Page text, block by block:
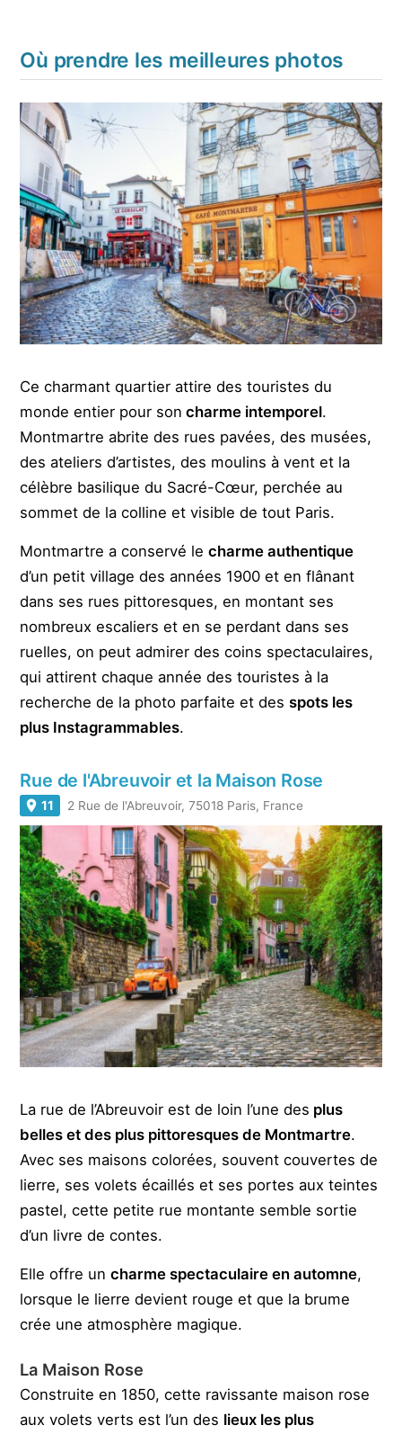
Où prendre les meilleures photos
Ce charmant quartier attire des touristes du
monde entier pour son charme intemporel.
Montmartre abrite des rues pavées, des musées,
des ateliers d’artistes, des moulins à vent et la
célèbre basilique du Sacré-Cœur, perchée au
sommet de la colline et visible de tout Paris.
Montmartre a conservé lecharme authentique
d’un petit village des années 1900 et en flânant
dans ses rues pittoresques, en montant ses
nombreux escaliers et en se perdant dans ses
ruelles, on peut admirer des coins spectaculaires,
qui attirent chaque année des touristes à la
recherche de la photo parfaite et desspots les
plus Instagrammables.
Rue de l'Abreuvoir et la Maison Rose
11 2 Rue de l'Abreuvoir, 75018 Paris, France
La rue de l’Abreuvoir est de loin l’une des plus
belles et des plus pittoresques de Montmartre.
Avec ses maisons colorées, souvent couvertes de
lierre, ses volets écaillés et ses portes aux teintes
pastel, cette petite rue montante semble sortie
d’un livre de contes.
Elle offre uncharme spectaculaire en automne,
lorsque le lierre devient rouge et que la brume
crée une atmosphère magique.
La Maison Rose
Construite en 1850, cette ravissante maison rose
aux volets verts est l’un des lieux les plus